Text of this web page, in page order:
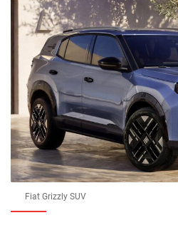
Fiat Grizzly SUV